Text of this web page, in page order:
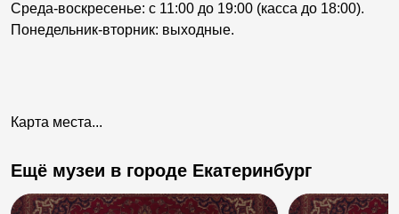
Среда-воскресенье: с 11:00 до 19:00 (касса до 18:00).
Понедельник-вторник: выходные.
Карта места...
Ещё музеи в городе Екатеринбург